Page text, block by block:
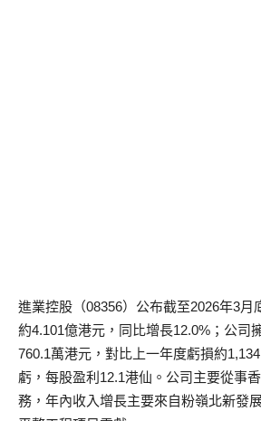
進業控股（08356）公布截至2026年3月
約4.101億港元，同比增長12.0%；公司
760.1萬港元，對比上一年度虧損約
虧，每股盈利12.1港仙。公司主要從事
務，年內收入增長主要來自粉嶺北新發